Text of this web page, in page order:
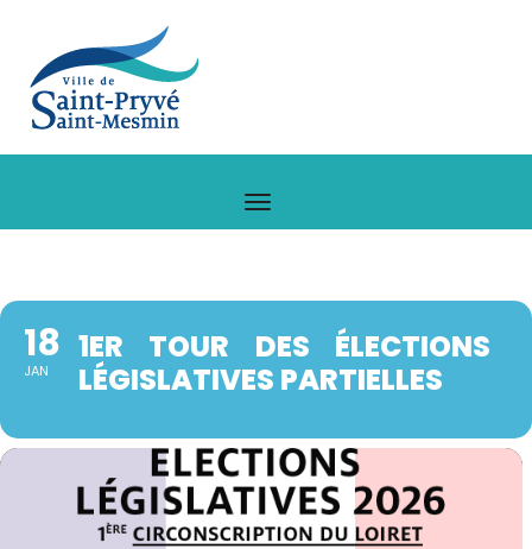
18
JAN
1ER TOUR DES ÉLECTIONS
LÉGISLATIVES PARTIELLES